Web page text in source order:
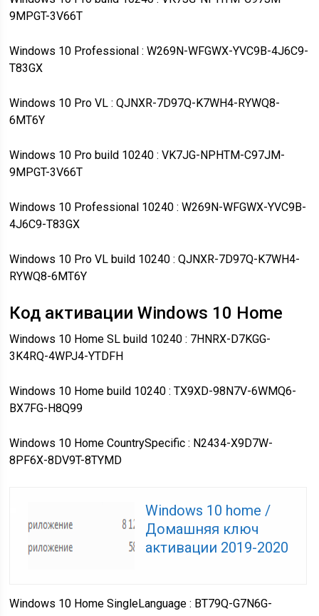
9MPGT-3V66T
Windows 10 Professional : W269N-WFGWX-YVC9B-4J6C9-
T83GX
Windows 10 Pro VL : QJNXR-7D97Q-K7WH4-RYWQ8-
6MT6Y
Windows 10 Pro build 10240 : VK7JG-NPHTM-C97JM-
9MPGT-3V66T
Windows 10 Professional 10240 : W269N-WFGWX-YVC9B-
4J6C9-T83GX
Windows 10 Pro VL build 10240 : QJNXR-7D97Q-K7WH4-
RYWQ8-6MT6Y
Код активации Windows 10 Home
Windows 10 Home SL build 10240 : 7HNRX-D7KGG-
3K4RQ-4WPJ4-YTDFH
Windows 10 Home build 10240 : TX9XD-98N7V-6WMQ6-
BX7FG-H8Q99
Windows 10 Home CountrySpecific : N2434-X9D7W-
8PF6X-8DV9T-8TYMD
Windows 10 home /
Домашняя ключ
активации 2019-2020
Windows 10 Home SingleLanguage : BT79Q-G7N6G-